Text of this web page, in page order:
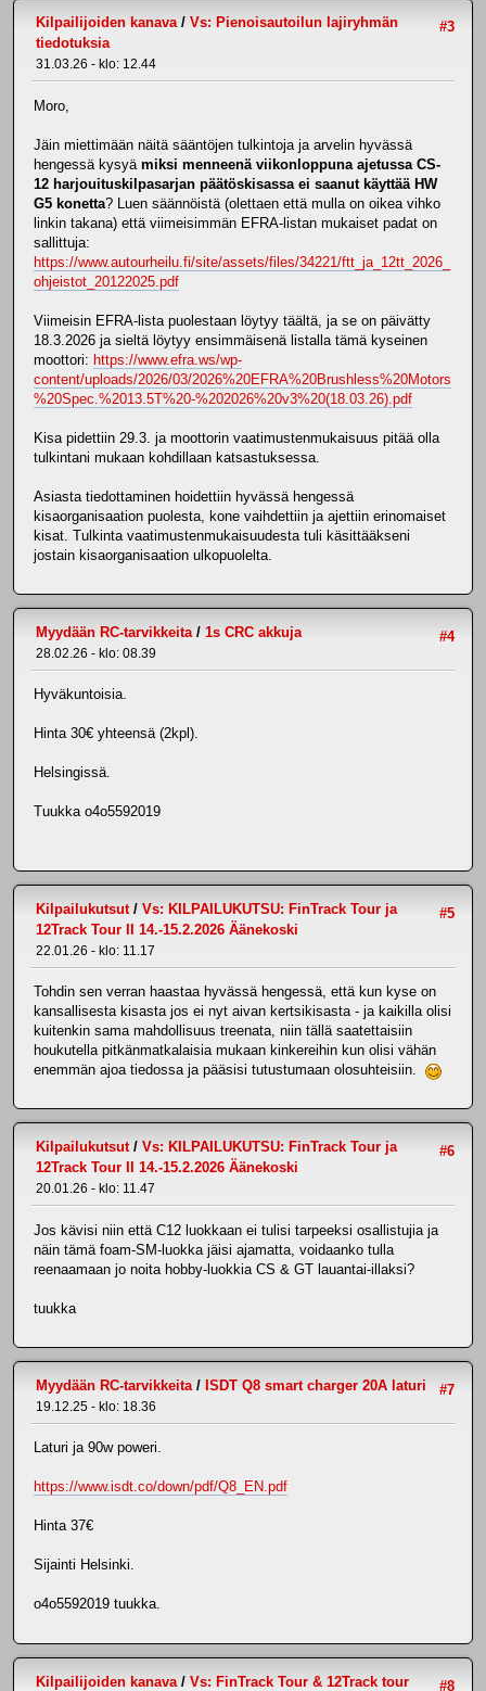
#3
Kilpailijoiden kanava/ Vs: Pienoisautoilun lajiryhmän
tiedotuksia
31.03.26 - klo: 12.44
Moro,
Jäin miettimään näitä sääntöjen tulkintoja ja arvelin hyvässä
hengessä kysyä miksi menneenä viikonloppuna ajetussa CS-
12 harjouituskilpasarjan päätöskisassa ei saanut käyttää HW
G5 konetta? Luen säännöistä (olettaen että mulla on oikea vihko
linkin takana) että viimeisimmän EFRA-listan mukaiset padat on
sallittuja:
https://www.autourheilu.fi/site/assets/files/34221/ftt_ja_12tt_2026_
ohjeistot_20122025.pdf
Viimeisin EFRA-lista puolestaan löytyy täältä, ja se on päivätty
18.3.2026 ja sieltä löytyy ensimmäisenä listalla tämä kyseinen
moottori: https://www.efra.ws/wp-
content/uploads/2026/03/2026%20EFRA%20Brushless%20Motors
%20Spec.%2013.5T%20-%202026%20v3%20(18.03.26).pdf
Kisa pidettiin 29.3. ja moottorin vaatimustenmukaisuus pitää olla
tulkintani mukaan kohdillaan katsastuksessa.
Asiasta tiedottaminen hoidettiin hyvässä hengessä
kisaorganisaation puolesta, kone vaihdettiin ja ajettiin erinomaiset
kisat. Tulkinta vaatimustenmukaisuudesta tuli käsittääkseni
jostain kisaorganisaation ulkopuolelta.
#4
Myydään RC-tarvikkeita / 1s CRC akkuja
28.02.26 - klo: 08.39
Hyväkuntoisia.
Hinta 30€ yhteensä (2kpl).
Helsingissä.
Tuukka o4o5592019
#5
Kilpailukutsut/ Vs: KILPAILUKUTSU: FinTrack Tour ja
12Track Tour II 14.-15.2.2026 Äänekoski
22.01.26 - klo: 11.17
Tohdin sen verran haastaa hyvässä hengessä, että kun kyse on
kansallisesta kisasta jos ei nyt aivan kertsikisasta - ja kaikilla olisi
kuitenkin sama mahdollisuus treenata, niin tällä saatettaisiin
houkutella pitkänmatkalaisia mukaan kinkereihin kun olisi vähän
enemmän ajoa tiedossa ja pääsisi tutustumaan olosuhteisiin.
#6
Kilpailukutsut/ Vs: KILPAILUKUTSU: FinTrack Tour ja
12Track Tour II 14.-15.2.2026 Äänekoski
20.01.26 - klo: 11.47
Jos kävisi niin että C12 luokkaan ei tulisi tarpeeksi osallistujia ja
näin tämä foam-SM-luokka jäisi ajamatta, voidaanko tulla
reenaamaan jo noita hobby-luokkia CS & GT lauantai-illaksi?
tuukka
#7
Myydään RC-tarvikkeita / ISDT Q8 smart charger 20A laturi
19.12.25 - klo: 18.36
Laturi ja 90w poweri.
https://www.isdt.co/down/pdf/Q8_EN.pdf
Hinta 37€
Sijainti Helsinki.
o4o5592019 tuukka.
#8
Kilpailijoiden kanava / Vs: FinTrack Tour & 12Track tour